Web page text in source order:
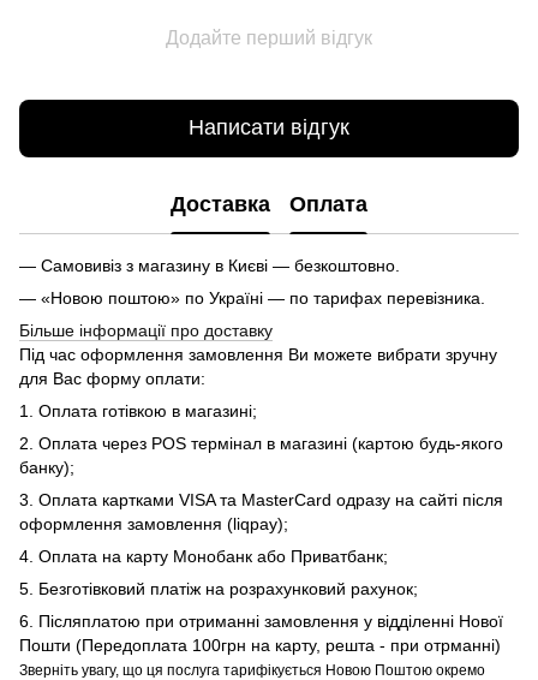
Додайте перший відгук
Написати відгук
Доставка Оплата
— Самовивіз з магазину в Києві — безкоштовно.
— «Новою поштою» по Україні — по тарифах перевізника.
Більше інформації про доставку
Під час оформлення замовлення Ви можете вибрати зручну
для Вас форму оплати:
1. Оплата готівкою в магазині;
2. Оплата через POS термінал в магазині (картою будь-якого
банку);
3. Оплата картками VISA та MasterCard одразу на сайті після
оформлення замовлення (liqpay);
4. Оплата на карту Монобанк або Приватбанк;
5. Безготівковий платіж на розрахунковий рахунок;
6. Післяплатою при отриманні замовлення у відділенні Нової
Пошти (Передоплата 100грн на карту, решта - при отрманні)
Зверніть увагу, що ця послуга тарифікується Новою Поштою окремо